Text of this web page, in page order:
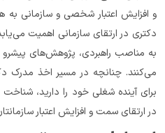
سمت و افزایش اعتبار سازمانتان می‌تواند راهگشا باشد.